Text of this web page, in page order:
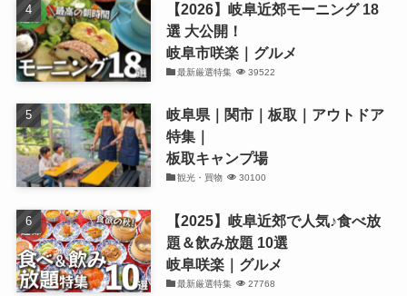
【2026】岐阜近郊モーニング 18
選 大公開！
岐阜市咲楽｜グルメ
最新厳選特集 39522
岐阜県｜関市｜板取｜アウトドア
特集｜
板取キャンプ場
観光・買物 30100
【2025】岐阜近郊で人気♪食べ放
題＆飲み放題 10選
岐阜咲楽｜グルメ
最新厳選特集 27768